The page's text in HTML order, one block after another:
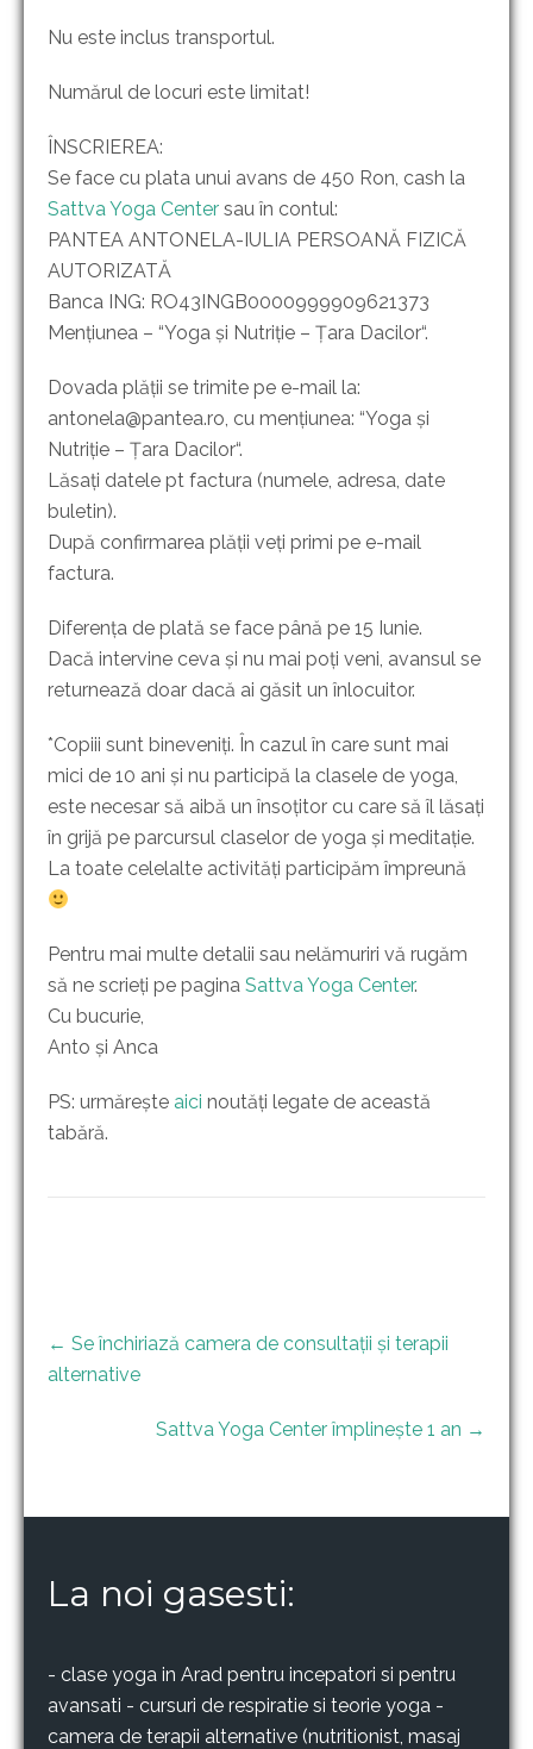
Nu este inclus transportul.
Numărul de locuri este limitat!
ÎNSCRIEREA:
Se face cu plata unui avans de 450 Ron, cash la
Sattva Yoga Center sau în contul:
PANTEA ANTONELA-IULIA PERSOANĂ FIZICĂ
AUTORIZATĂ
Banca ING: RO43INGB0000999909621373
Mențiunea – “Yoga și Nutriție – Țara Dacilor“.
Dovada plății se trimite pe e-mail la:
antonela@pantea.ro, cu mențiunea: “Yoga și
Nutriție – Țara Dacilor“.
Lăsați datele pt factura (numele, adresa, date
buletin).
După confirmarea plății veți primi pe e-mail
factura.
Diferența de plată se face până pe 15 Iunie.
Dacă intervine ceva și nu mai poți veni, avansul se
returnează doar dacă ai găsit un înlocuitor.
*Copiii sunt bineveniți. În cazul în care sunt mai
mici de 10 ani și nu participă la clasele de yoga,
este necesar să aibă un însoțitor cu care să îl lăsați
în grijă pe parcursul claselor de yoga și meditație.
La toate celelalte activități participăm împreună
Pentru mai multe detalii sau nelămuriri vă rugăm
să ne scrieți pe pagina Sattva Yoga Center.
Cu bucurie,
Anto și Anca
PS: urmărește aici noutăți legate de această
tabără.
navigation
← Se închiriază camera de consultații și terapii
alternative
Sattva Yoga Center împlinește 1 an →
La noi gasesti:
- clase yoga in Arad pentru incepatori si pentru
avansati - cursuri de respiratie si teorie yoga -
camera de terapii alternative (nutritionist, masaj